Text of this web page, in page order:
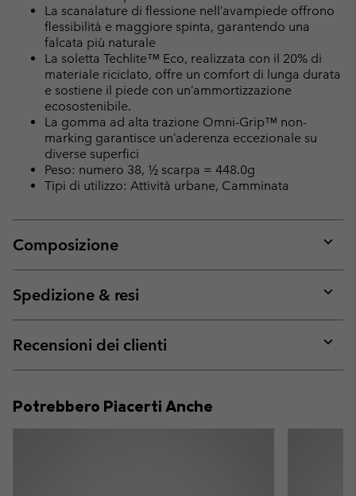
La scanalature di flessione nell’avampiede offrono
flessibilità e maggiore spinta, garantendo una
falcata più naturale
La soletta Techlite™ Eco, realizzata con il 20% di
materiale riciclato, offre un comfort di lunga durata
e sostiene il piede con un’ammortizzazione
ecosostenibile.
La gomma ad alta trazione Omni-Grip™ non-
marking garantisce un’aderenza eccezionale su
diverse superfici
Peso: numero 38, ½ scarpa = 448.0g
Tipi di utilizzo: Attività urbane, Camminata
Composizione
or
Spedizione & resi
or
Recensioni dei clienti
or
Potrebbero Piacerti Anche